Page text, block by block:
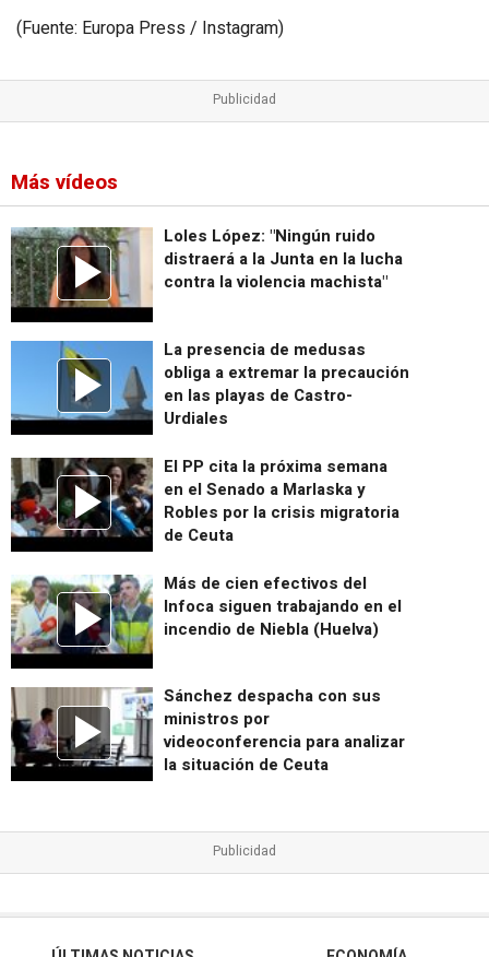
(Fuente: Europa Press / Instagram)
Más vídeos
Loles López: "Ningún ruido
distraerá a la Junta en la lucha
contra la violencia machista"
La presencia de medusas
obliga a extremar la precaución
en las playas de Castro-
Urdiales
El PP cita la próxima semana
en el Senado a Marlaska y
Robles por la crisis migratoria
de Ceuta
Más de cien efectivos del
Infoca siguen trabajando en el
incendio de Niebla (Huelva)
Sánchez despacha con sus
ministros por
videoconferencia para analizar
la situación de Ceuta